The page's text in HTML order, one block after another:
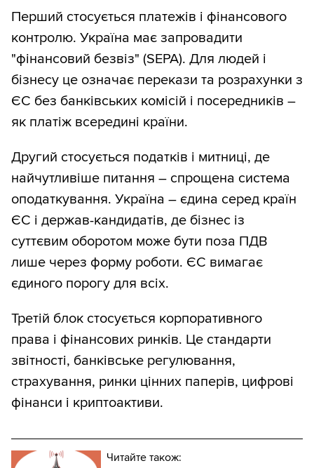
Перший стосується платежів і фінансового
контролю. Україна має запровадити
"фінансовий безвіз" (SEPA). Для людей і
бізнесу це означає перекази та розрахунки з
ЄС без банківських комісій і посередників –
як платіж всередині країни.
Другий стосується податків і митниці, де
найчутливіше питання – спрощена система
оподаткування. Україна – єдина серед країн
ЄС і держав-кандидатів, де бізнес із
суттєвим оборотом може бути поза ПДВ
лише через форму роботи. ЄС вимагає
єдиного порогу для всіх.
Третій блок стосується корпоративного
права і фінансових ринків. Це стандарти
звітності, банківське регулювання,
страхування, ринки цінних паперів, цифрові
фінанси і криптоактиви.
Читайте також: